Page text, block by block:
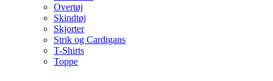
Overtøj
Skindtøj
Skjorter
Strik og Cardigans
T-Shirts
Toppe